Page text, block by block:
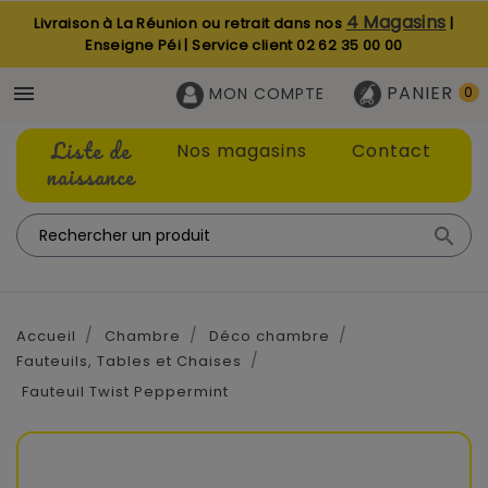
Livraison à La Réunion ou retrait dans nos 4 Magasins |
Enseigne Péi | Service client02 62 35 00 00
 PANIER 0
MON COMPTE
Liste de
naissance
Nos magasins Contact

Accueil Chambre
Déco chambre
Fauteuils, Tables et Chaises
Fauteuil Twist Peppermint